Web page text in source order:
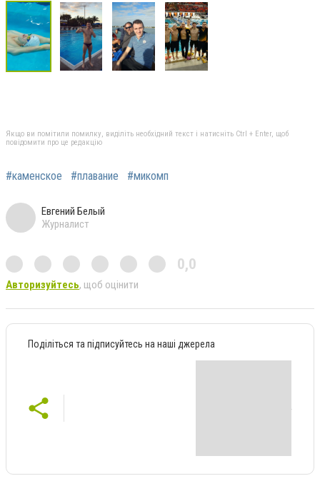
Якщо ви помітили помилку, виділіть необхідний текст і натисніть Ctrl + Enter, щоб
повідомити про це редакцію
#каменское #плавание #микомп
Евгений Белый
Журналист
0,0
Авторизуйтесь, щоб оцінити
Поділіться та підписуйтесь на наші джерела